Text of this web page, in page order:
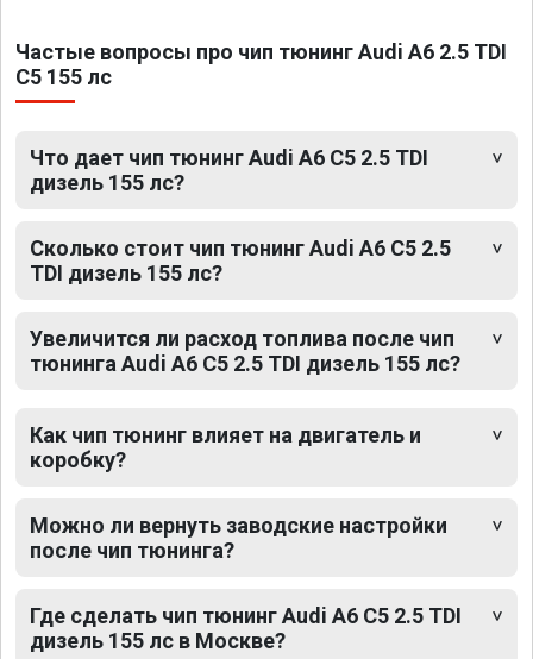
Частые вопросы про чип тюнинг Audi A6 2.5 TDI
C5 155 лс
Что дает чип тюнинг Audi A6 C5 2.5 TDI
дизель 155 лс?
Сколько стоит чип тюнинг Audi A6 C5 2.5
TDI дизель 155 лс?
Увеличится ли расход топлива после чип
тюнинга Audi A6 C5 2.5 TDI дизель 155 лс?
Как чип тюнинг влияет на двигатель и
коробку?
Можно ли вернуть заводские настройки
после чип тюнинга?
Где сделать чип тюнинг Audi A6 C5 2.5 TDI
дизель 155 лс в Москве?